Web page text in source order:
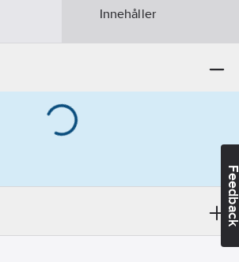
Innehåller
Datum:2021-11-
Informationsplikt: